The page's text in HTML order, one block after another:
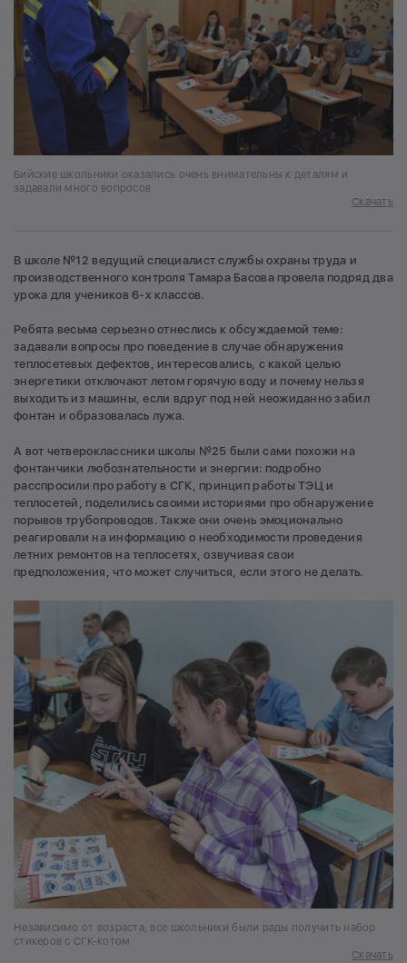
Бийские школьники оказались очень внимательны к деталям и
задавали много вопросов
Скачать
В школе №12 ведущий специалист службы охраны труда и
производственного контроля Тамара Басова провела подряд два
урока для учеников 6-х классов.
Ребята весьма серьезно отнеслись к обсуждаемой теме:
задавали вопросы про поведение в случае обнаружения
теплосетевых дефектов, интересовались, с какой целью
энергетики отключают летом горячую воду и почему нельзя
выходить из машины, если вдруг под ней неожиданно забил
фонтан и образовалась лужа.
А вот четвероклассники школы №25 были сами похожи на
фонтанчики любознательности и энергии: подробно
расспросили про работу в СГК, принцип работы ТЭЦ и
теплосетей, поделились своими историями про обнаружение
порывов трубопроводов. Также они очень эмоционально
реагировали на информацию о необходимости проведения
летних ремонтов на теплосетях, озвучивая свои
предположения, что может случиться, если этого не делать.
Независимо от возраста, все школьники были рады получить набор
стикеров с СГК-котом
Скачать